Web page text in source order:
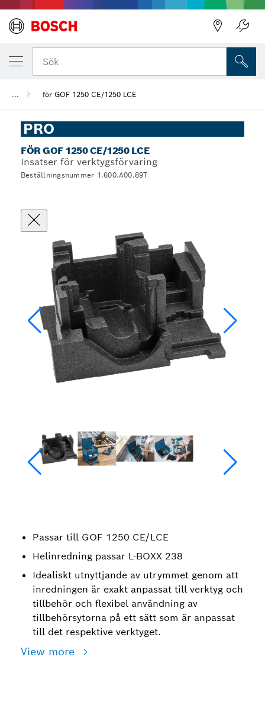
Sök
... för GOF 1250 CE/1250 LCE
PRO
FÖR GOF 1250 CE/1250 LCE
Insatser för verktygsförvaring
Beställningsnummer 1.600.A00.89T
Passar till GOF 1250 CE/LCE
Helinredning passar L-BOXX 238
Idealiskt utnyttjande av utrymmet genom att
inredningen är exakt anpassat till verktyg och
tillbehör och flexibel användning av
tillbehörsytorna på ett sätt som är anpassat
till det respektive verktyget.
View more